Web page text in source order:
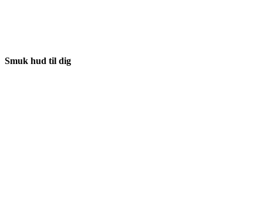
Smuk hud til dig